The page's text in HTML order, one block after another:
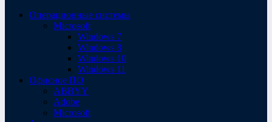
Операционные системы
Microsoft
Windows 7
Windows 8
Windows 10
Windows 11
Офисное ПО
ABBYY
Adobe
Microsoft